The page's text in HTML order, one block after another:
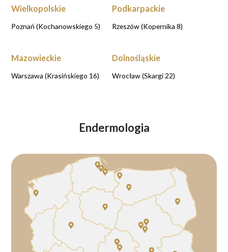
Wielkopolskie
Poznań (Kochanowskiego 5)
Podkarpackie
Rzeszów (Kopernika 8)
Mazowieckie
Warszawa (Krasińskiego 16)
Dolnośląskie
Wrocław (Skargi 22)
Endermologia